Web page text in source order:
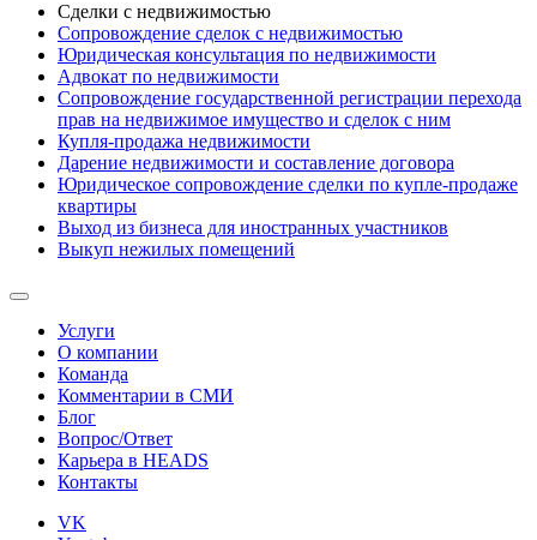
Сделки с недвижимостью
Сопровождение сделок с недвижимостью
Юридическая консультация по недвижимости
Адвокат по недвижимости
Сопровождение государственной регистрации перехода
прав на недвижимое имущество и сделок с ним
Купля-продажа недвижимости
Дарение недвижимости и составление договора
Юридическое сопровождение сделки по купле-продаже
квартиры
Выход из бизнеса для иностранных участников
Выкуп нежилых помещений
Услуги
О компании
Команда
Комментарии в СМИ
Блог
Вопрос/Ответ
Карьера в HEADS
Контакты
VK